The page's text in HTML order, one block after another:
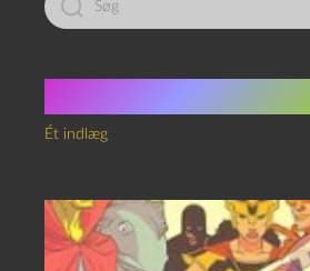
efter:
Ét indlæg